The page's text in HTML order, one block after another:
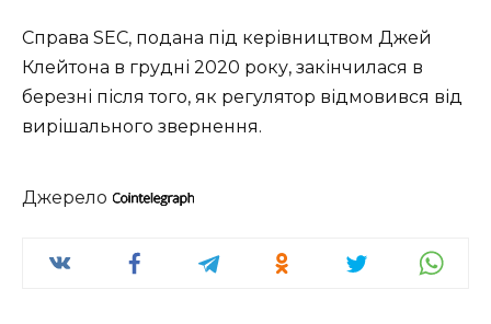
Справа SEC, подана під керівництвом Джей
Клейтона в грудні 2020 року, закінчилася в
березні після того, як регулятор відмовився від
вирішального звернення.
Джерело